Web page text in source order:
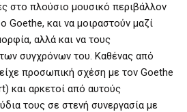
στο πλούσιο μουσικό περιβάλλον
και να μοιραστούν μαζί
αλλά και να τους
συγχρόνων του. Καθένας από
προσωπική σχέση με τον Goethe
και αρκετοί από αυτούς
τους σε στενή συνεργασία με